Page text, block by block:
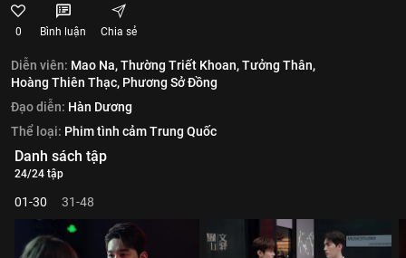
0 Bình luận Chia sẻ
Diễn viên: Mao Na,Thường Triết Khoan,Tưởng Thân,
Hoàng Thiên Thạc, Phương Sở Đồng
Đạo diễn: Hàn Dương
Thể loại: Phim tình cảm Trung Quốc
Danh sách tập
24/24 tập
01-30 31-48